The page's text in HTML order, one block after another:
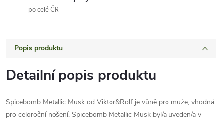
po celé ČR
Popis produktu
Detailní popis produktu
Spicebomb Metallic Musk od Viktor&Rolf je vůně pro muže, vhodná
pro celoroční nošení. Spicebomb Metallic Musk byl/a uveden/a v